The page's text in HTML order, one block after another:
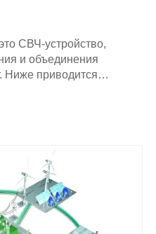
СВЧ-устройство,
и объединения
Ниже приводится